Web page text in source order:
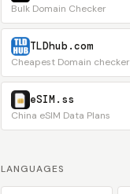
Bulk Domain Checker
TLDhub.com
Cheapest Domain checker
eSIM.ss
China eSIM Data Plans
LANGUAGES